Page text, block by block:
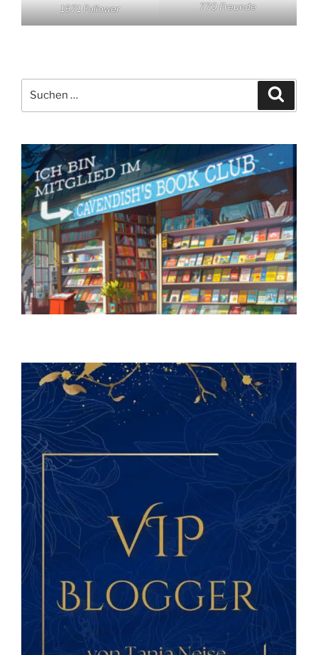
1971 Follower 770 Freunde
nach: